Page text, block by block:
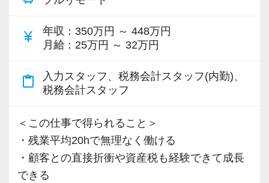
currency_yen 年収 ：350万円 ～ 448万円
月給 ：25万円 ～ 32万円
content_paste
入力スタッフ、税務会計スタッフ(内勤)、
税務会計スタッフ
＜この仕事で得られること＞
・残業平均20hで無理なく働ける
・顧客との直接折衝や資産税も経験できて成長
できる